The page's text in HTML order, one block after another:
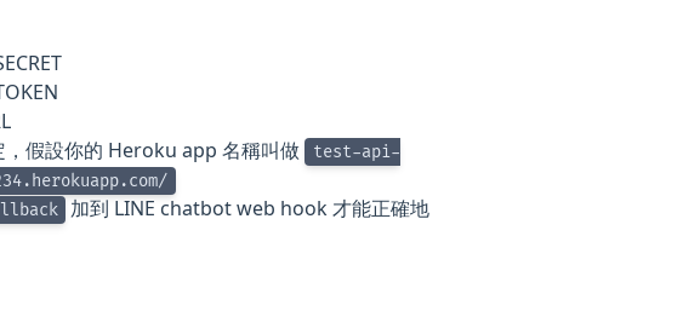
假設你的 Heroku app 名稱叫做 test-api-
加到 LINE chatbot web hook 才能正確地